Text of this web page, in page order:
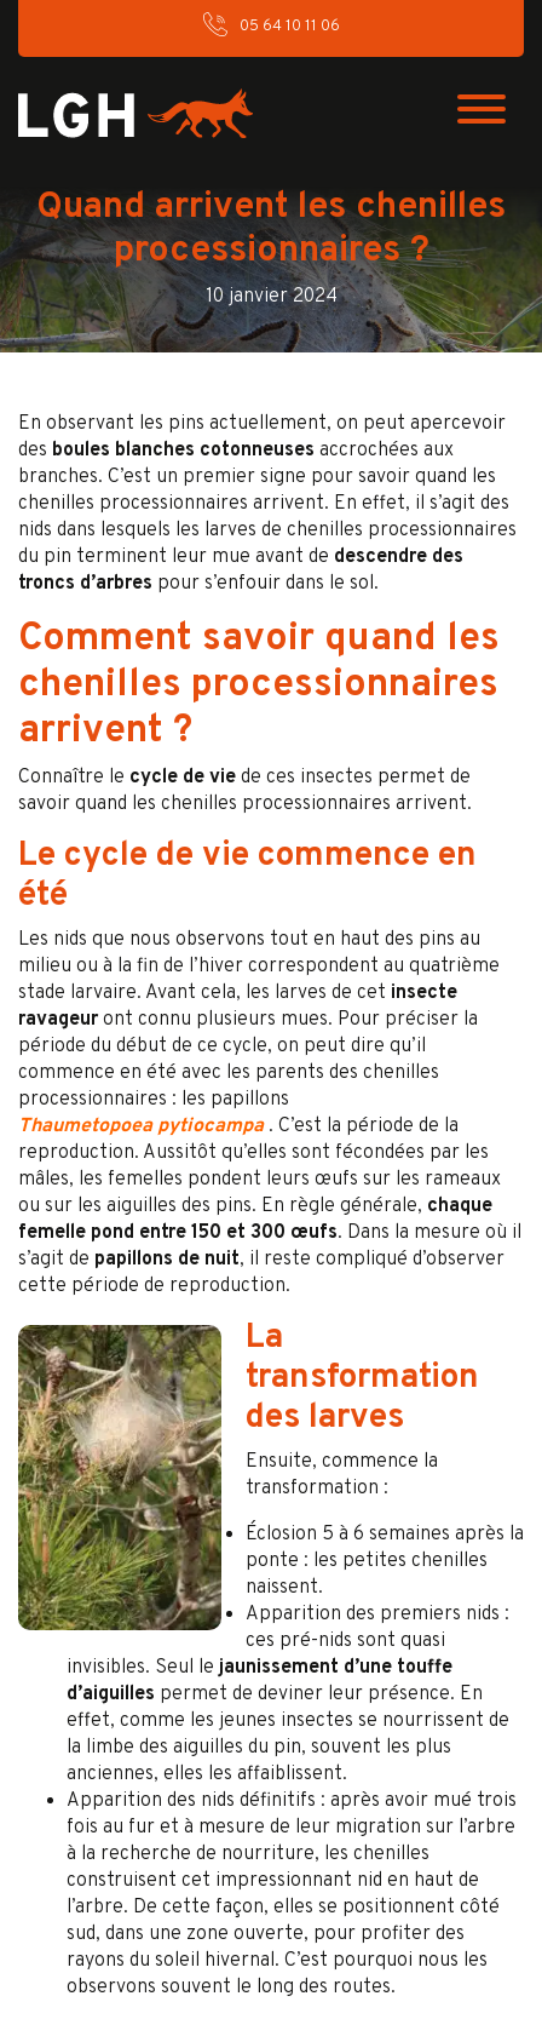
05 64 10 11 06
Quand arrivent les chenilles
processionnaires ?
10 janvier 2024
En observant les pins actuellement, on peut apercevoir
des boules blanches cotonneuses accrochées aux
branches. C’est un premier signe pour savoir quand les
chenilles processionnaires arrivent. En effet, il s’agit des
nids dans lesquels les larves de chenilles processionnaires
du pin terminent leur mue avant de descendre des
troncs d’arbres pour s’enfouir dans le sol.
Comment savoir quand les
chenilles processionnaires
arrivent ?
Connaître le cycle de vie de ces insectes permet de
savoir quand les chenilles processionnaires arrivent.
Le cycle de vie commence en
été
Les nids que nous observons tout en haut des pins au
milieu ou à la fin de l’hiver correspondent au quatrième
stade larvaire. Avant cela, les larves de cet insecte
ravageur ont connu plusieurs mues. Pour préciser la
période du début de ce cycle, on peut dire qu’il
commence en été avec les parents des chenilles
processionnaires : les papillons
Thaumetopoea pytiocampa. C’est la période de la
reproduction. Aussitôt qu’elles sont fécondées par les
mâles, les femelles pondent leurs œufs sur les rameaux
ou sur les aiguilles des pins. En règle générale, chaque
femelle pond entre 150 et 300 œufs. Dans la mesure où il
s’agit de papillons de nuit, il reste compliqué d’observer
cette période de reproduction.
La
transformation
des larves
Ensuite, commence la
transformation :
Éclosion 5 à 6 semaines après la
ponte : les petites chenilles
naissent.
Apparition des premiers nids :
ces pré-nids sont quasi
invisibles. Seul le jaunissement d’une touffe
d’aiguilles permet de deviner leur présence. En
effet, comme les jeunes insectes se nourrissent de
la limbe des aiguilles du pin, souvent les plus
anciennes, elles les affaiblissent.
Apparition des nids définitifs : après avoir mué trois
fois au fur et à mesure de leur migration sur l’arbre
à la recherche de nourriture, les chenilles
construisent cet impressionnant nid en haut de
l’arbre. De cette façon, elles se positionnent côté
sud, dans une zone ouverte, pour profiter des
rayons du soleil hivernal. C’est pourquoi nous les
observons souvent le long des routes.